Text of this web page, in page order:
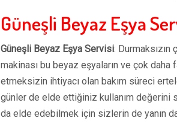
Güneşli Beyaz Eşya
Güneşli Beyaz Eşya Servisi: Durmaksızın
makinası bu beyaz eşyaların ve çok
etmeksizin ihtiyacı olan bakım süreci
günler de elde ettiğiniz kullanım değerini
da elde edebilmek için sizlerin de yanın